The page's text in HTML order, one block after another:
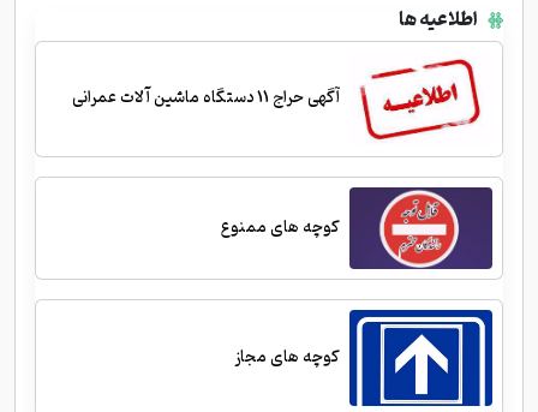
اطلاعیه ها
آگهی حراج 11 دستگاه ماشین آلات عمرانی
کوچه های ممنوع
کوچه های مجاز